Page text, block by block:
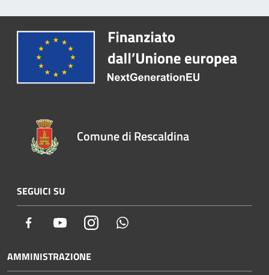
Comune di Rescaldina
SEGUICI SU
Facebook YoutubeInstagram
AMMINISTRAZIONE